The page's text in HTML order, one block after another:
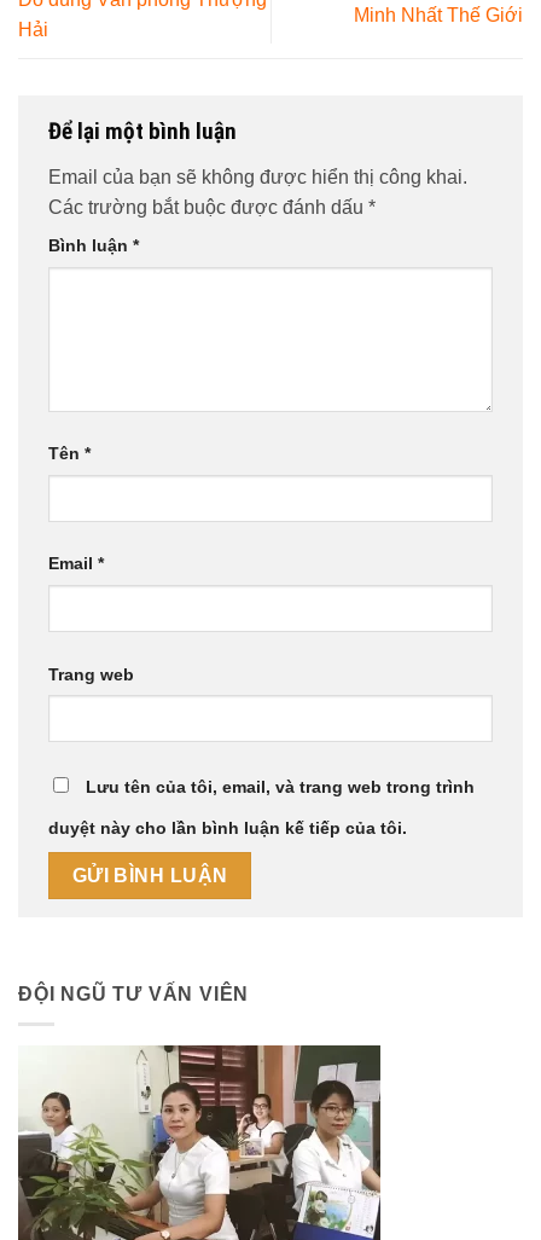
Hải
Minh Nhất Thế Giới
Để lại một bình luận
Email của bạn sẽ không được hiển thị công khai.
Các trường bắt buộc được đánh dấu *
Bình luận *
Tên *
Email *
Trang web
Lưu tên của tôi, email, và trang web trong trình
duyệt này cho lần bình luận kế tiếp của tôi.
ĐỘI NGŨ TƯ VẤN VIÊN